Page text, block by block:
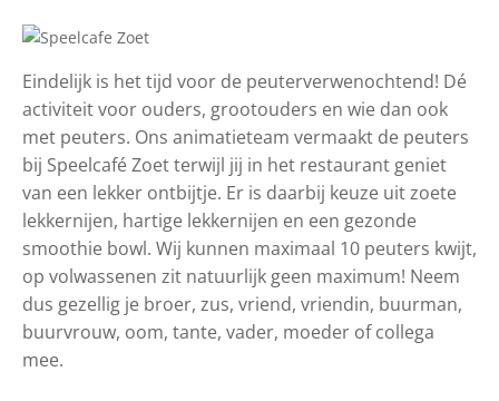
Eindelijk is het tijd voor de peuterverwenochtend! Dé
activiteit voor ouders, grootouders en wie dan ook
met peuters. Ons animatieteam vermaakt de peuters
bij Speelcafé Zoet terwijl jij in het restaurant geniet
van een lekker ontbijtje. Er is daarbij keuze uit zoete
lekkernijen, hartige lekkernijen en een gezonde
smoothie bowl. Wij kunnen maximaal 10 peuters kwijt,
op volwassenen zit natuurlijk geen maximum! Neem
dus gezellig je broer, zus, vriend, vriendin, buurman,
buurvrouw, oom, tante, vader, moeder of collega
mee.